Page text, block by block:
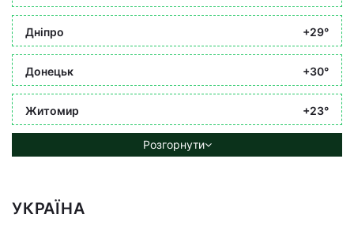
Дніпро +29°
Донецьк +30°
Житомир +23°
Розгорнути
УКРАЇНА